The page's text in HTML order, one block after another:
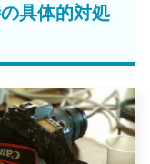
具体的対処